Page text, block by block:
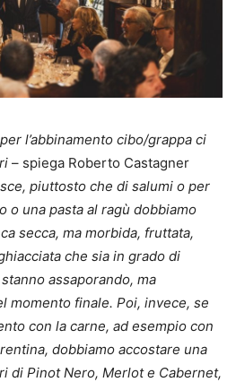
l’abbinamento cibo/grappa ci
– spiega Roberto Castagner
piuttosto che di salumi o per
o una pasta al ragù dobbiamo
secca, ma morbida, fruttata,
che sia in grado di
assaporando, ma
momento finale. Poi, invece, se
con la carne, ad esempio con
dobbiamo accostare una
di Pinot Nero, Merlot e Cabernet,